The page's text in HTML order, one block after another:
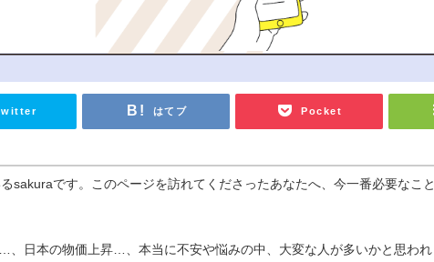
はてブ Pocket
sakuraです。このページを訪れてくださったあなたへ、今一番必要なこと
、日本の物価上昇…、本当に不安や悩みの中、大変な人が多いかと思われ